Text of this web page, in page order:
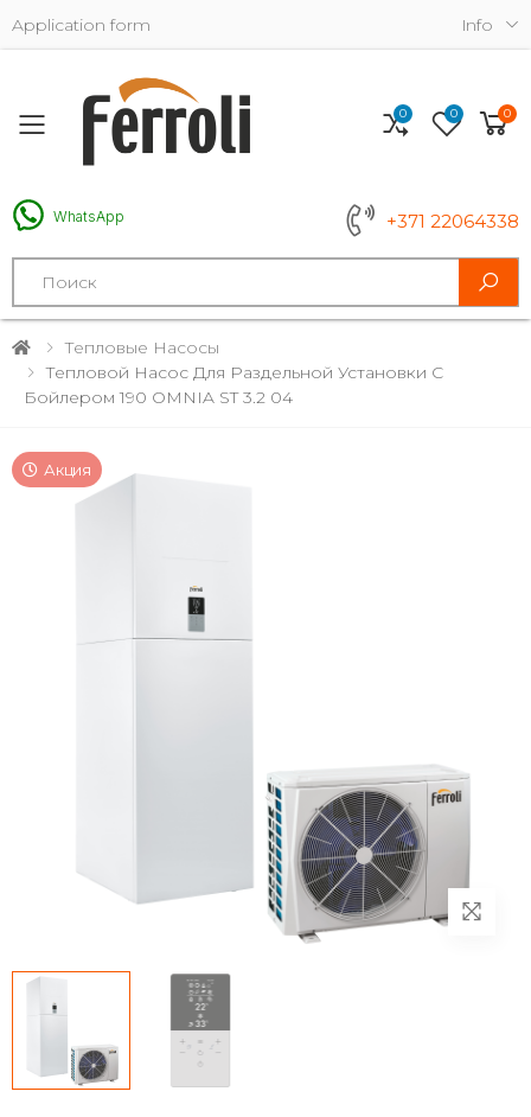
Application form Info
Toggle mobile menu
WhatsApp +371 22064338
Search
0 0 0
Тепловые Насосы
Тепловой Насос Для Раздельной Установки С
Бойлером 190 OMNIA ST 3.2 04
Акция